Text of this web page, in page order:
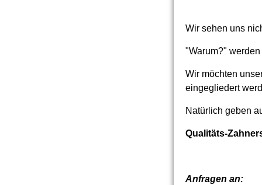
Wir sehen uns
"Warum?"
Wir möchten
eingegliedert
Natürlich geben
Qualitäts-
Anfragen an: